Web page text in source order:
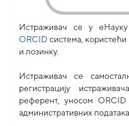
Истраживач се у еНауку
ORCID система,
и лозинку.
Истраживач се
регистрацију
референт, уносом
административних